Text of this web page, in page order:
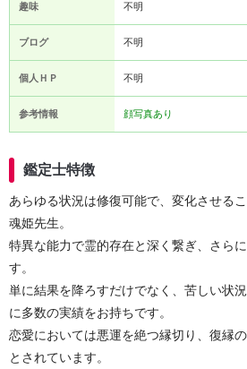
趣味 不明
ブログ 不明
個人ＨＰ 不明
参考情報 顔写真あり
鑑定士特徴
あらゆる状況は修復可能で、変化させる
魂姫先生。
特異な能力で霊的存在と深く繋ぎ、さら
す。
単に結果を降ろすだけでなく、苦しい状
に多数の実績をお持ちです。
恋愛においては悪運を絶つ縁切り、復縁
とされています。